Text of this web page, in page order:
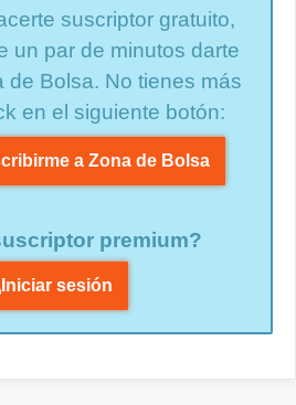
suscriptor gratuito,
un par de minutos darte
de Bolsa. No tienes más
en el siguiente botón:
a Zona de Bolsa
premium?
Iniciar sesión